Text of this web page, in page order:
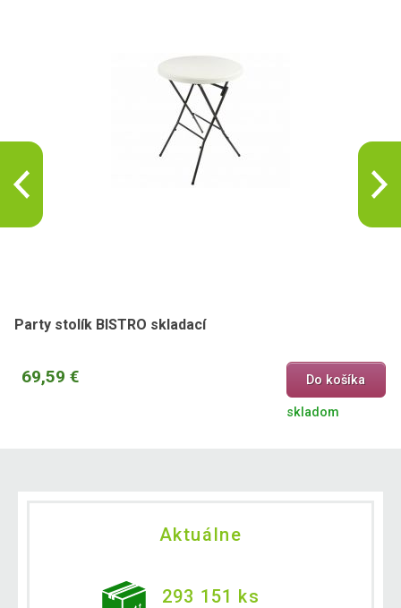
Party stolík BISTRO skladací
69,59 € Do košíka
skladom
Aktuálne
293 151 ks